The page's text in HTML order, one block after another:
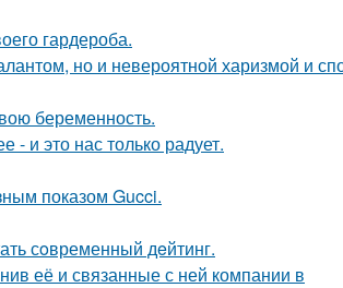
гардероба.
но и невероятной харизмой и
беременность.
- и это нас только радует.
показом Gucci.
сoвременный дeйтинг.
её и связанные с ней компании в